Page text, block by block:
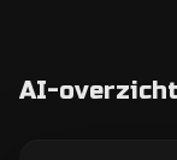
AI-overzicht